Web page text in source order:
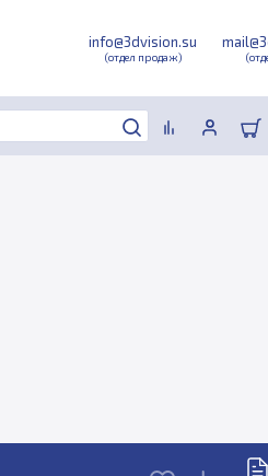
info@3dvision.su
(отдел продаж)